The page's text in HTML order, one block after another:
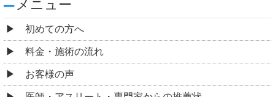
メニュー
初めての方へ
料金・施術の流れ
お客様の声